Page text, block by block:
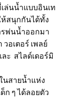
ล่นน้ำแบบอินเท
สนุกกันได้ทั้ง
รพ่นน้ำออกมา
อเตอร์ เพลย์
ะ สไลด์เดอร์มิ
นสายน้ำแห่ง
ก ๆ ได้ลอยตัว